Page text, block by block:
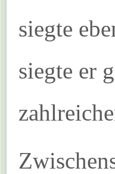
siegte
siegte er